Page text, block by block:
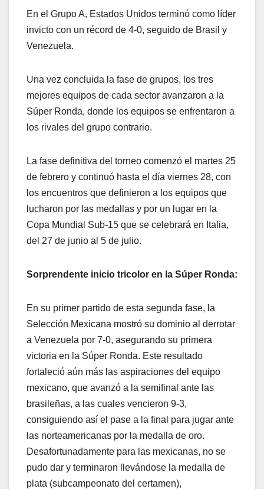
En el Grupo A, Estados Unidos terminó como líder
invicto con un récord de 4-0, seguido de Brasil y
Venezuela.
Una vez concluida la fase de grupos, los tres
mejores equipos de cada sector avanzaron a la
Súper Ronda, donde los equipos se enfrentaron a
los rivales del grupo contrario.
La fase definitiva del torneo comenzó el martes 25
de febrero y continuó hasta el día viernes 28, con
los encuentros que definieron a los equipos que
lucharon por las medallas y por un lugar en la
Copa Mundial Sub-15 que se celebrará en Italia,
del 27 de junio al 5 de julio.
Sorprendente inicio tricolor en la Súper Ronda:
En su primer partido de esta segunda fase, la
Selección Mexicana mostró su dominio al derrotar
a Venezuela por 7-0, asegurando su primera
victoria en la Súper Ronda. Este resultado
fortaleció aún más las aspiraciones del equipo
mexicano, que avanzó a la semifinal ante las
brasileñas, a las cuales vencieron 9-3,
consiguiendo así el pase a la final para jugar ante
las norteamericanas por la medalla de oro.
Desafortunadamente para las mexicanas, no se
pudo dar y terminaron llevándose la medalla de
plata (subcampeonato del certamen),